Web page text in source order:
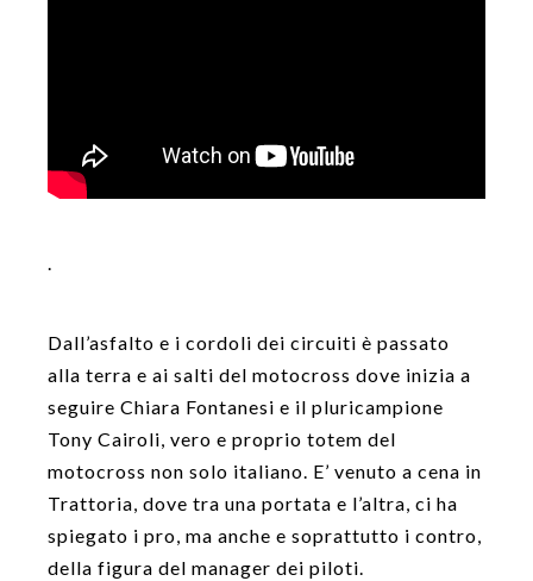
.
Dall’asfalto e i cordoli dei circuiti è passato
alla terra e ai salti del motocross dove inizia a
seguire Chiara Fontanesi e il pluricampione
Tony Cairoli, vero e proprio totem del
motocross non solo italiano. E’ venuto a cena in
Trattoria, dove tra una portata e l’altra, ci ha
spiegato i pro, ma anche e soprattutto i contro,
della figura del manager dei piloti.